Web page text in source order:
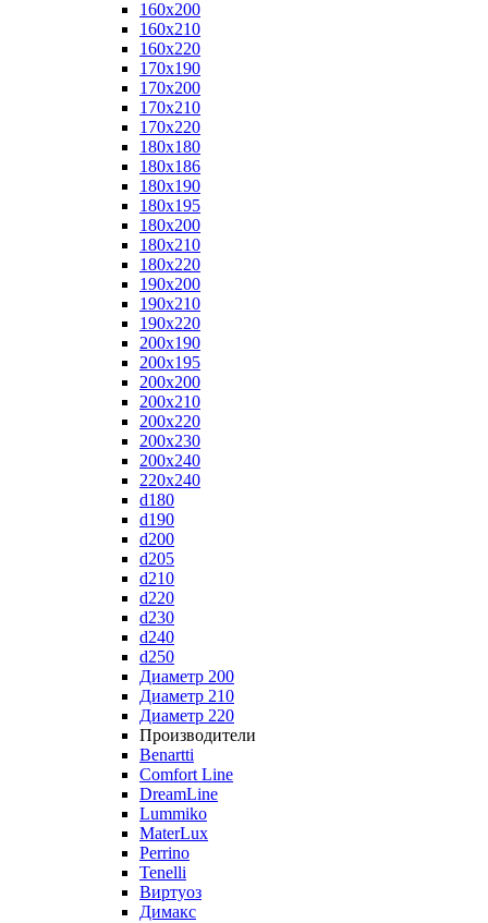
160x200
160x210
160x220
170x190
170x200
170x210
170x220
180x180
180x186
180x190
180x195
180x200
180x210
180x220
190x200
190x210
190x220
200x190
200x195
200x200
200x210
200x220
200x230
200x240
220x240
d180
d190
d200
d205
d210
d220
d230
d240
d250
Диаметр 200
Диаметр 210
Диаметр 220
Производители
Benartti
Comfort Line
DreamLine
Lummiko
MaterLux
Perrino
Tenelli
Виртуоз
Димакс